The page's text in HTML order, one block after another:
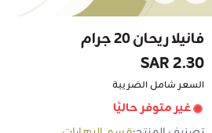
فانيلا ريحان 20 جرام
2.30 SAR
السعر شامل الضريبة
غير متوفر حاليًا